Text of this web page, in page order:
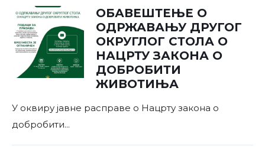
ОБАВЕШТЕЊЕ О
ОДРЖАВАЊУ ДРУГОГ
ОКРУГЛОГ СТОЛА О
НАЦРТУ ЗАКОНА О
ДОБРОБИТИ
ЖИВОТИЊА
У оквиру јавне расправе о Нацрту закона о
добробити...